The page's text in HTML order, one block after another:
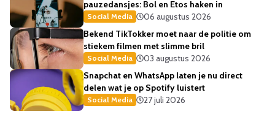
pauzedansjes: Bol en Etos haken in
Social Media
06 augustus 2026
Bekend TikTokker moet naar de politie om
stiekem filmen met slimme bril
Social Media
03 augustus 2026
Snapchat en WhatsApp laten je nu direct
delen wat je op Spotify luistert
Social Media 27 juli 2026